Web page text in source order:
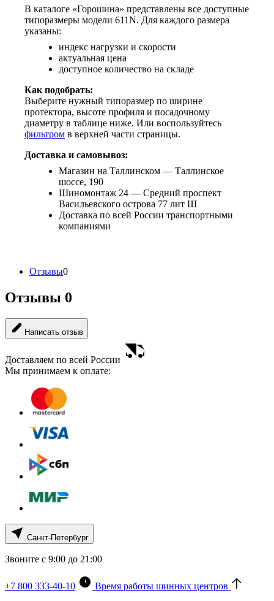
В каталоге «Горошина» представлены все доступные
типоразмеры модели 611N. Для каждого размера
указаны:
индекс нагрузки и скорости
актуальная цена
доступное количество на складе
Как подобрать:
Выберите нужный типоразмер по ширине
протектора, высоте профиля и посадочному
диаметру в таблице ниже. Или воспользуйтесь
фильтром в верхней части страницы.
Доставка и самовывоз:
Магазин на Таллинском — Таллинское
шоссе, 190
Шиномонтаж 24 — Средний проспект
Васильевского острова 77 лит Ш
Доставка по всей России транспортными
компаниями
Отзывы0
Отзывы 0
Написать отзыв
Доставляем по всей России
Мы принимаем к оплате:
Санкт-Петербург
Звоните с 9:00 до 21:00
+7 800 333-40-10
Время работы шинных центров